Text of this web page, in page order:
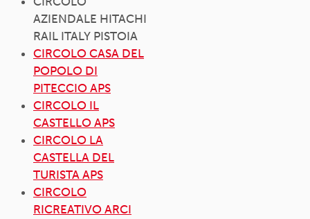
AZIENDALE HITACHI
RAIL ITALY PISTOIA
CIRCOLO CASA DEL
POPOLO DI
PITECCIO APS
CIRCOLO IL
CASTELLO APS
CIRCOLO LA
CASTELLA DEL
TURISTA APS
CIRCOLO
RICREATIVO ARCI